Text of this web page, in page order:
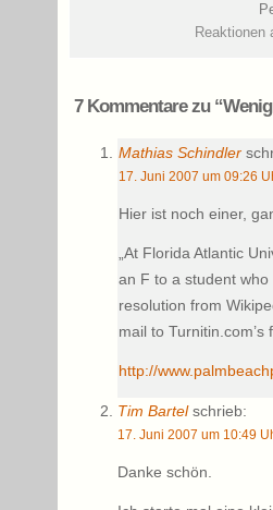
7 Kommentare zu
Mathias Schindler
17. Juni 2007 um 09:26
Hier ist noch einer,
„At Florida Atlantic
an F to a student
resolution from
mail to
http://
Tim Bartelschrieb:
17. Juni 2007 um 10:49
Danke schön.